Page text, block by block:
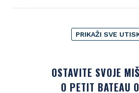
PRIKAŽI SVE
OSTAVITE SVOJE
O PETIT BATEAU